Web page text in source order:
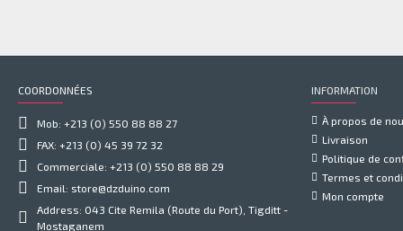
COORDONNÉES
Mob: +213 (0) 550 88 88 27
FAX: +213 (0) 45 39 72 32
Commerciale: +213 (0) 550 88 88 29
Email: store@dzduino.com
Address: 043 Cite Remila (Route du Port), Tigditt -
Mostaganem
INFORMATION
À propos de
Livraison
Politique de
Termes et
Mon compte